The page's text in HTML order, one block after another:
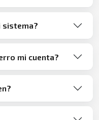
sistema?
mi cuenta?